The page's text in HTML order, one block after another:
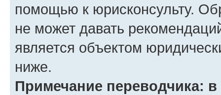
помощью к юрисконсульту.
не может давать
является объектом
ниже.
Примечание переводчика: